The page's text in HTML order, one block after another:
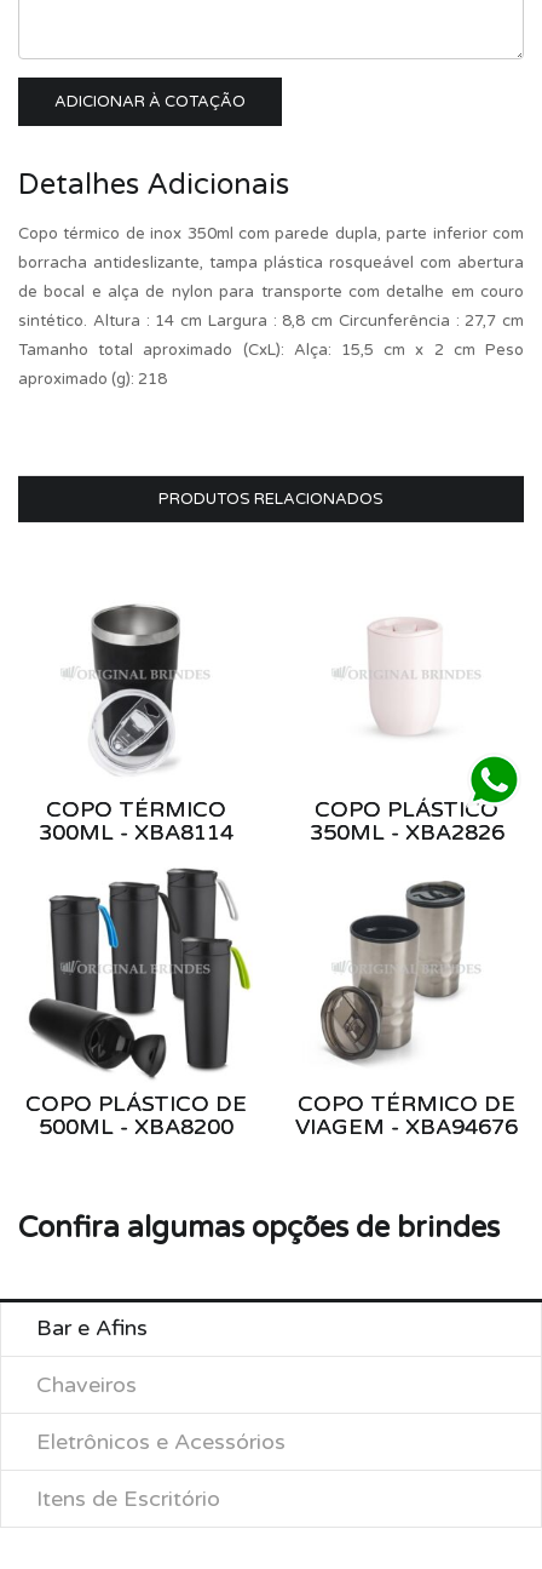
ADICIONAR À COTAÇÃO
Detalhes Adicionais
Copo térmico de inox 350ml com parede dupla, parte inferior com
borracha antideslizante, tampa plástica rosqueável com abertura
de bocal e alça de nylon para transporte com detalhe em couro
sintético. Altura : 14 cm Largura : 8,8 cm Circunferência : 27,7 cm
Tamanho total aproximado (CxL): Alça: 15,5 cm x 2 cm Peso
aproximado (g): 218
PRODUTOS RELACIONADOS
COPO TÉRMICO
300ML - XBA8114
COPO PLÁSTICO
350ML - XBA2826
COPO PLÁSTICO DE
500ML - XBA8200
COPO TÉRMICO DE
VIAGEM - XBA94676
Confira algumas opções de brindes
Bar e Afins
Chaveiros
Eletrônicos e Acessórios
Itens de Escritório